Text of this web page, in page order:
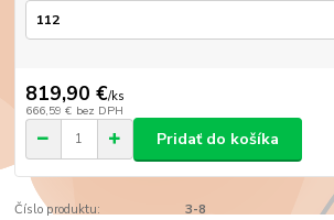
819,90 €/ks
666,59 € bez DPH
Pridať do košíka
Číslo produktu: 3-8